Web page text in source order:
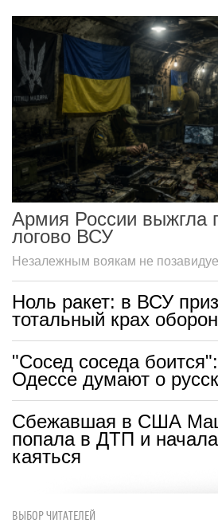
Армия России выжгла
логово ВСУ
Незалежным воякам не
Ноль ракет: в ВСУ
тотальный крах
"Сосед соседа
Одессе думают о
Сбежавшая в США
попала в ДТП и
каяться
ВЫБОР ЧИТАТЕЛЕЙ